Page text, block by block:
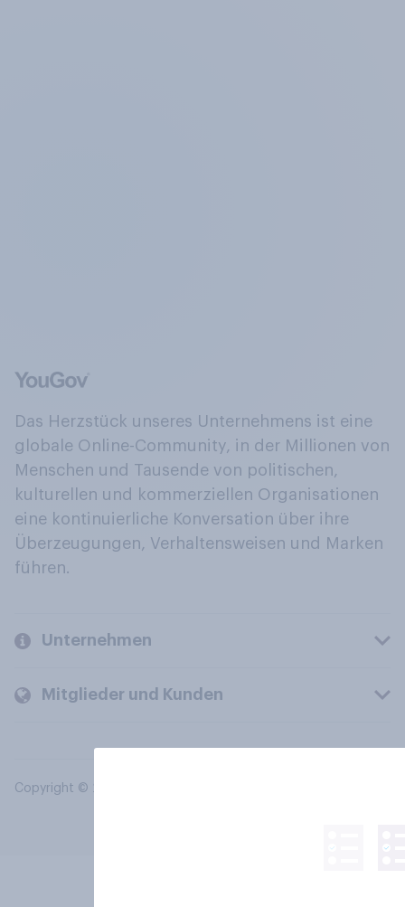
Das Herzstück unseres Unternehmens ist eine
globale Online-Community, in der Millionen von
Menschen und Tausende von politischen,
kulturellen und kommerziellen Organisationen
eine kontinuierliche Konversation über ihre
Überzeugungen, Verhaltensweisen und Marken
führen.
Unternehmen
Mitglieder und Kunden
Copyright © 2026 YouGov PLC. Alle Rechte vorbehalten.